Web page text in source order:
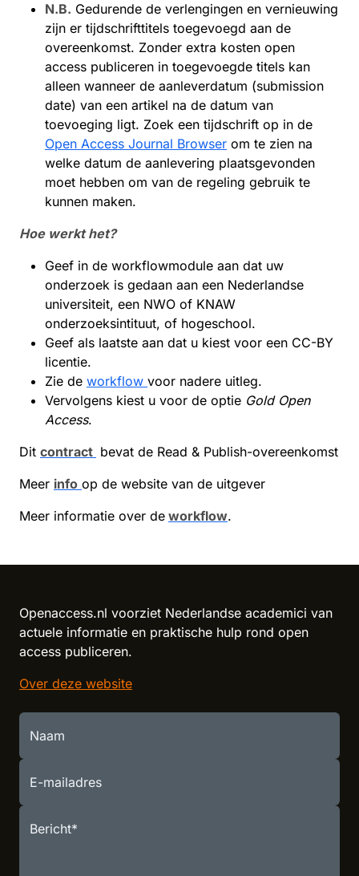
N.B. Gedurende de verlengingen en vernieuwing
zijn er tijdschrifttitels toegevoegd aan de
overeenkomst. Zonder extra kosten open
access publiceren in toegevoegde titels kan
alleen wanneer de aanleverdatum (submission
date) van een artikel na de datum van
toevoeging ligt. Zoek een tijdschrift op in de
Open Access Journal Browser om te zien na
welke datum de aanlevering plaatsgevonden
moet hebben om van de regeling gebruik te
kunnen maken.
Hoe werkt het?
Geef in de workflowmodule aan dat uw
onderzoek is gedaan aan een Nederlandse
universiteit, een NWO of KNAW
onderzoeksintituut, of hogeschool.
Geef als laatste aan dat u kiest voor een CC-BY
licentie.
Zie de workflow voor nadere uitleg.
Vervolgens kiest u voor de optie Gold Open
Access.
Dit contract bevat de Read & Publish-overeenkomst
Meer info op de website van de uitgever
Meer informatie over de workflow.
Openaccess.nl voorziet Nederlandse academici van
actuele informatie en praktische hulp rond open
access publiceren.
Over deze website
Naam
E-mailadres
Bericht